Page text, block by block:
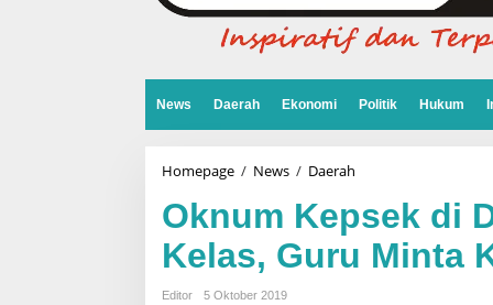
News Daerah Ekonomi Politik Hukum
Homepage / News / Daerah
u
K
e
Oknum Kepsek di
Kelas, Guru Minta
Editor
5 Oktober 2019